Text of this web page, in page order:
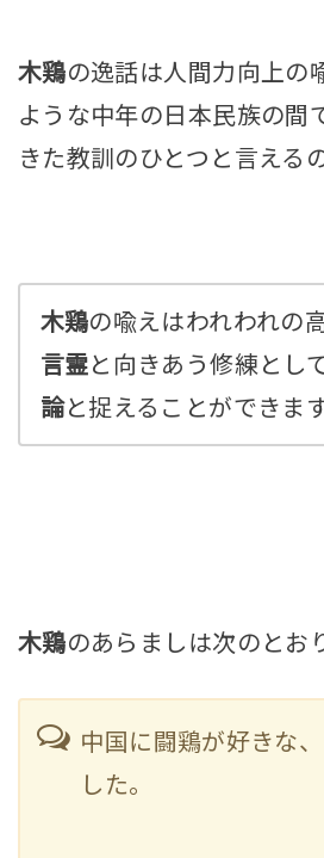
木鶏の逸話は人間力向上の
ような中年の日本民族の間
きた教訓のひとつと言える
木鶏の喩えはわれわれの
言霊と向きあう修練として
論と捉えることができます
木鶏のあらましは次のとお
中国に闘鶏が好きな
した。